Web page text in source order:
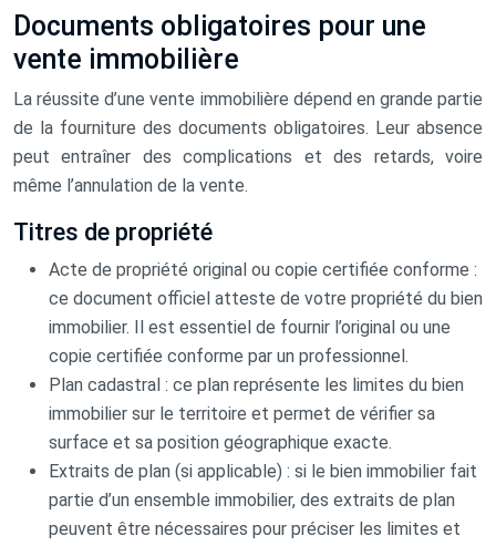
Documents obligatoires pour une
vente immobilière
La réussite d’une vente immobilière dépend en grande partie
de la fourniture des documents obligatoires. Leur absence
peut entraîner des complications et des retards, voire
même l’annulation de la vente.
Titres de propriété
Acte de propriété original ou copie certifiée conforme :
ce document officiel atteste de votre propriété du bien
immobilier. Il est essentiel de fournir l’original ou une
copie certifiée conforme par un professionnel.
Plan cadastral : ce plan représente les limites du bien
immobilier sur le territoire et permet de vérifier sa
surface et sa position géographique exacte.
Extraits de plan (si applicable) : si le bien immobilier fait
partie d’un ensemble immobilier, des extraits de plan
peuvent être nécessaires pour préciser les limites et